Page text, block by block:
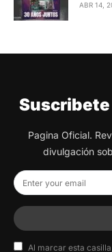
ABR 14,
Pagina Oficial.
divulgación
Al marcar esta